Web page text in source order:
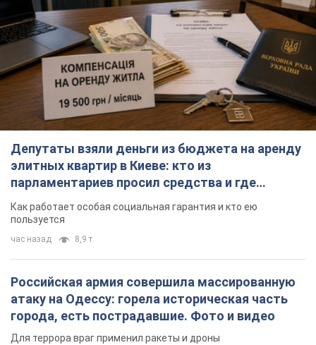
Депутаты взяли деньги из бюджета на аренду
элитных квартир в Киеве: кто из
парламентариев просил средства и где
поселился
Как работает особая социальная гарантия и кто ею
пользуется
час назад 8,9 т.
Российская армия совершила массированную
атаку на Одессу: горела историческая часть
города, есть пострадавшие. Фото и видео
Для террора враг применил ракеты и дроны